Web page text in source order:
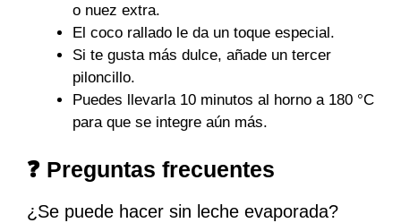
o nuez extra.
El coco rallado le da un toque especial.
Si te gusta más dulce, añade un tercer
piloncillo.
Puedes llevarla 10 minutos al horno a 180 °C
para que se integre aún más.
❓ Preguntas frecuentes
¿Se puede hacer sin leche evaporada?